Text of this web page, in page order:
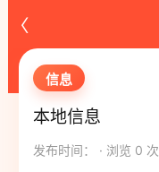
‹
信息
本地信息
发布时间： · 浏览 0 次